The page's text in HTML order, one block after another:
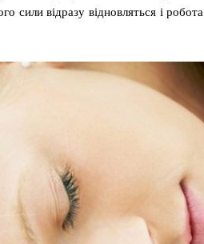
сили відразу відновляться і